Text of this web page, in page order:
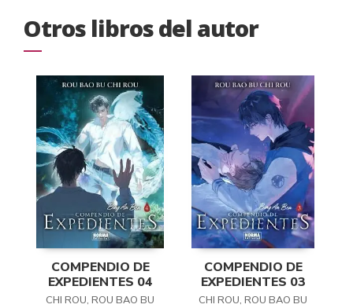
Otros libros del autor
COMPENDIO DE
EXPEDIENTES 04
CHI ROU, ROU BAO BU
COMPENDIO DE
EXPEDIENTES 03
CHI ROU, ROU BAO BU